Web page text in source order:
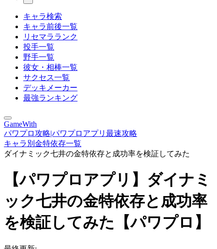
キャラ検索
キャラ前後一覧
リセマラランク
投手一覧
野手一覧
彼女・相棒一覧
サクセス一覧
デッキメーカー
最強ランキング
GameWith
パワプロ攻略|パワプロアプリ最速攻略
キャラ別金特依存一覧
ダイナミック七井の金特依存と成功率を検証してみた
【パワプロアプリ】ダイナミ
ック七井の金特依存と成功率
を検証してみた【パワプロ】